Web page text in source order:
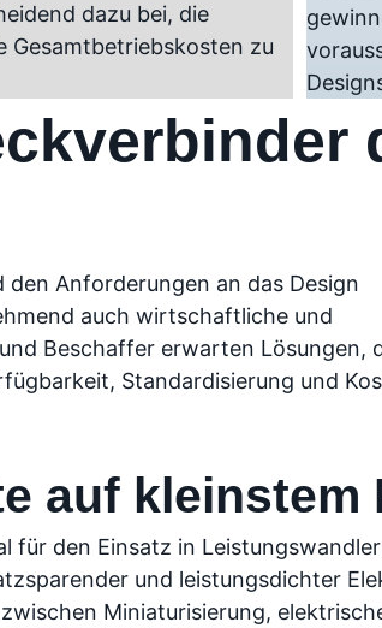
dazu bei, die
Gesamtbetriebskosten zu
Anforderungen an das Design
auch wirtschaftliche und
Beschaffer erwarten Lösungen,
Standardisierung und
auf kleinstem
für den Einsatz in
und leistungsdichter
Miniaturisierung,